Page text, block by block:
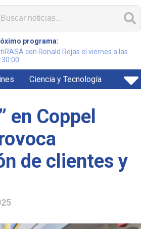
programa:
con Ronald Rojas el viernes a las
Ciencia y Tecnología
en Coppel
de clientes y